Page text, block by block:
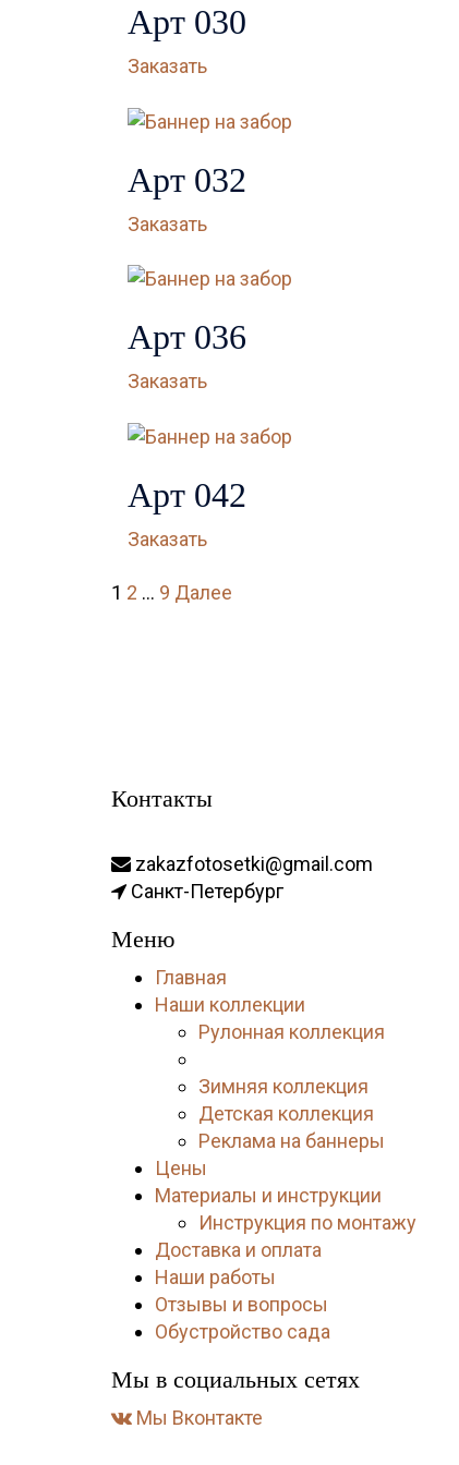
Арт 030
Заказать
Арт 032
Заказать
Арт 036
Заказать
Арт 042
Заказать
1 2 … 9 Далее
Контакты
zakazfotosetki@gmail.com
Санкт-Петербург
Меню
Главная
Наши коллекции
Рулонная коллекция
Зимняя коллекция
Детская коллекция
Реклама на баннеры
Цены
Материалы и инструкции
Инструкция по монтажу
Доставка и оплата
Наши работы
Отзывы и вопросы
Обустройство сада
Мы в социальных сетях
Мы Вконтакте